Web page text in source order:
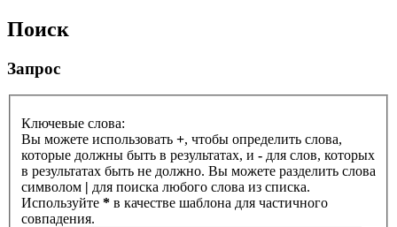
Поиск
Запрос
Ключевые слова:
Вы можете использовать +, чтобы определить слова,
которые должны быть в результатах, и - для слов, которых
в результатах быть не должно. Вы можете разделить слова
символом | для поиска любого слова из списка.
Используйте * в качестве шаблона для частичного
совпадения.